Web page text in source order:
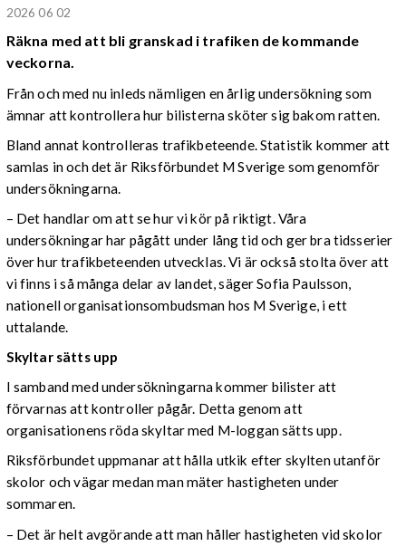
2026 06 02
Räkna med att bli granskad i trafiken de kommande
veckorna.
Från och med nu inleds nämligen en årlig undersökning som
ämnar att kontrollera hur bilisterna sköter sig bakom ratten.
Bland annat kontrolleras trafikbeteende. Statistik kommer att
samlas in och det är Riksförbundet M Sverige som genomför
undersökningarna.
– Det handlar om att se hur vi kör på riktigt. Våra
undersökningar har pågått under lång tid och ger bra tidsserier
över hur trafikbeteenden utvecklas. Vi är också stolta över att
vi finns i så många delar av landet, säger Sofia Paulsson,
nationell organisationsombudsman hos M Sverige, i ett
uttalande.
Skyltar sätts upp
I samband med undersökningarna kommer bilister att
förvarnas att kontroller pågår. Detta genom att
organisationens röda skyltar med M-loggan sätts upp.
Riksförbundet uppmanar att hålla utkik efter skylten utanför
skolor och vägar medan man mäter hastigheten under
sommaren.
– Det är helt avgörande att man håller hastigheten vid skolor